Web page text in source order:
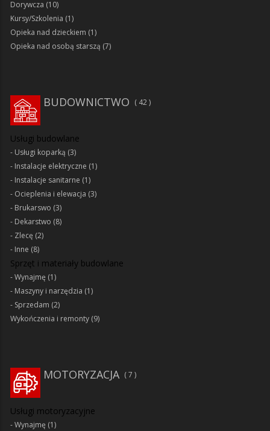
Dorywcza (10)
Kursy/Szkolenia (1)
Opieka nad dzieckiem (1)
Opieka nad osobą starszą (7)
BUDOWNICTWO 42
Usługi budowlane
Usługi koparką (3)
Instalacje elektryczne (1)
Instalacje sanitarne (1)
Ocieplenia i elewacja (3)
Brukarswo (3)
Dekarstwo (8)
Zlecę (2)
Inne (8)
Sprzęt i materiały budowlane
Wynajmę (1)
Maszyny i narzędzia (1)
Sprzedam (2)
Wykończenia i remonty (9)
MOTORYZACJA 7
Usługi motoryzacyjne
Wynajmę (1)